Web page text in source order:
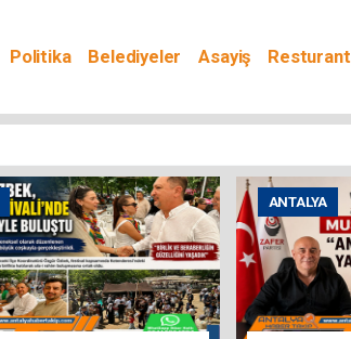
Politika Belediyeler Asayiş
ANTALYA